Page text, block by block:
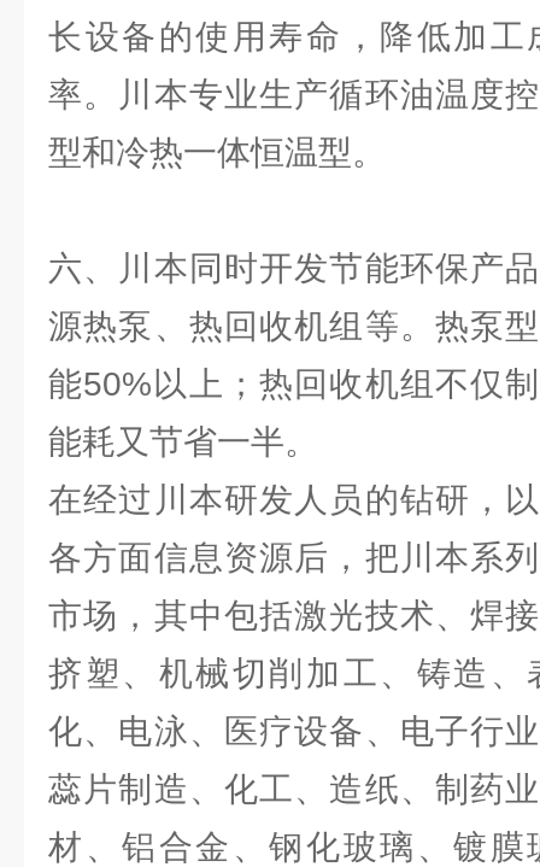
长设备的使用寿命，降低加工
率。川本专业生产循环油温度
型和冷热一体恒温型。
六、川本同时开发节能环保产
源热泵、热回收机组等。热泵
能50%以上；热回收机组不仅
能耗又节省一半。
在经过川本研发人员的钻研，
各方面信息资源后，把川本系
市场，其中包括激光技术、焊
挤塑、机械切削加工、铸造、
化、电泳、医疗设备、电子行
蕊片制造、化工、造纸、制药
材、铝合金、钢化玻璃、镀膜